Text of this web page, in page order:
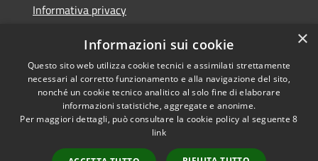
Informativa privacy
Dichiarazione di accessibilità
RSS
Copyright © 2026 • Comune di
×
Informazioni sui cookie
Questo sito web utilizza cookie tecnici e assimilati strettamente
necessari al corretto funzionamento e alla navigazione del sito,
nonché un cookie tecnico analitico al solo fine di elaborare
informazioni statistiche, aggregate e anonime.
Per maggiori dettagli, può consultare la cookie policy al seguente8
link